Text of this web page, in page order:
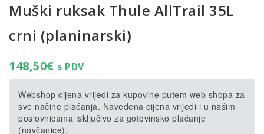
Muški ruksak Thule AllTrail 35L
crni (planinarski)
148,50€ s PDV
Webshop cijena vrijedi za kupovine putem web shopa za
sve načine plaćanja. Navedena cijena vrijedi i u našim
poslovnicama isključivo za gotovinsko plaćanje
(novčanice).